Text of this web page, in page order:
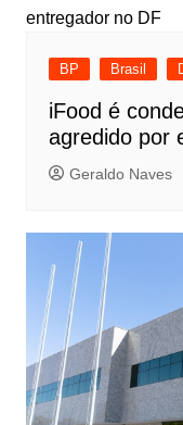
BP Brasil
iFood é
agredido por
Geraldo Naves